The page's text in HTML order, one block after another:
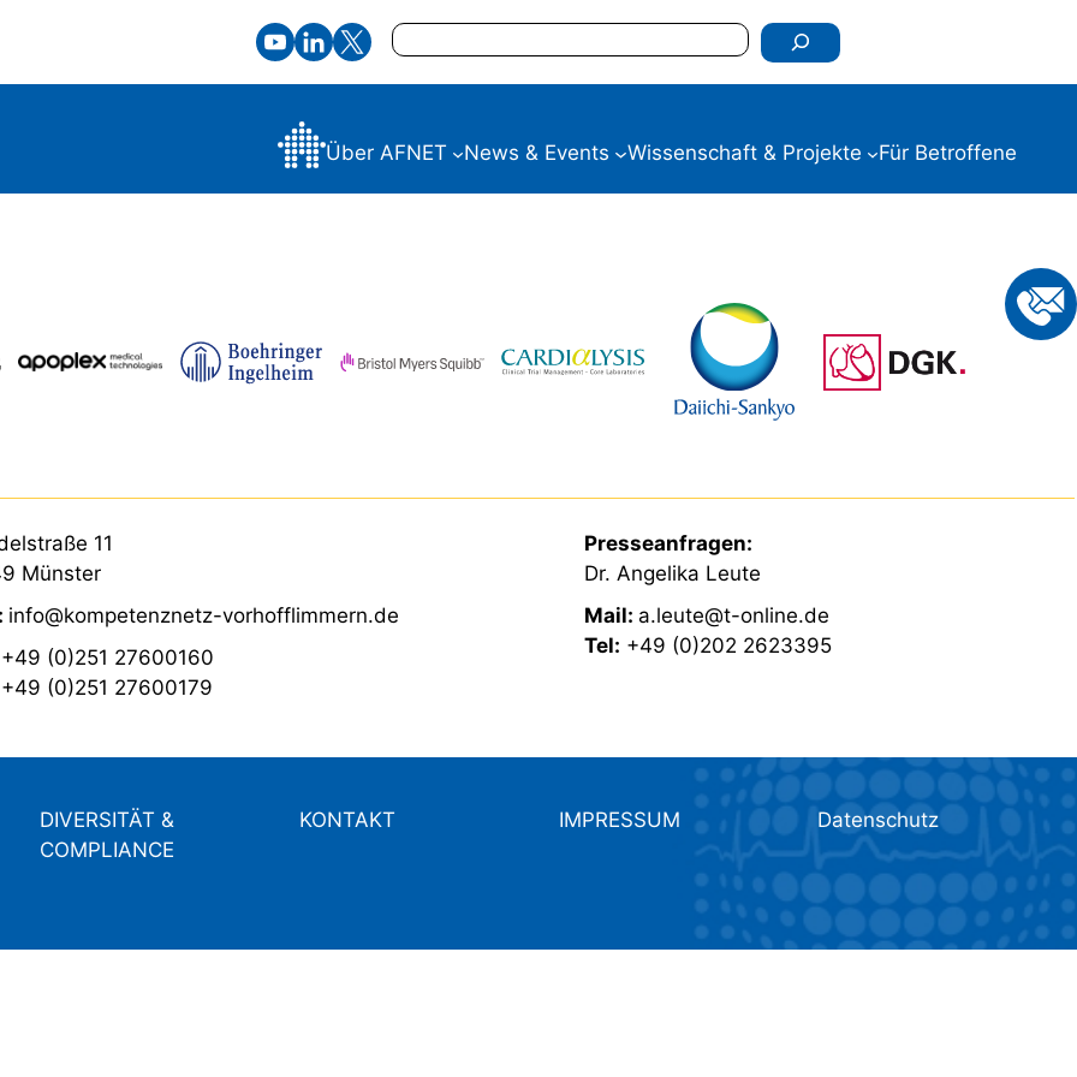
Suchen
Über AFNET News & Events Wissenschaft & Projekte Für Betroffene
11
Münster
info@kompetenznetz-vorhofflimmern.de
+49 (0)251 27600160
+49 (0)251 27600179
Presseanfragen:
Dr. Angelika Leute
Mail: a.leute@t-online.de
Tel: +49 (0)202 2623395
DIVERSITÄT &
COMPLIANCE
KONTAKT IMPRESSUM Datenschutz